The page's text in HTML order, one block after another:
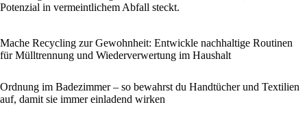
Potenzial in vermeintlichem Abfall steckt.
Mache Recycling zur Gewohnheit: Entwickle nachhaltige Routinen
für Mülltrennung und Wiederverwertung im Haushalt
Ordnung im Badezimmer – so bewahrst du Handtücher und Textilien
auf, damit sie immer einladend wirken